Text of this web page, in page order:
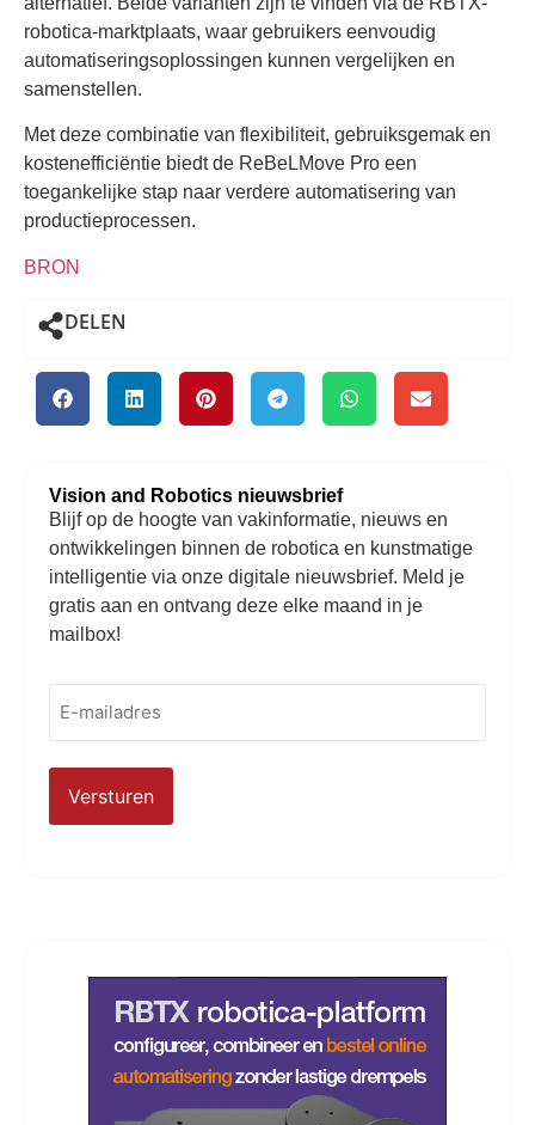
robotica-marktplaats, waar gebruikers eenvoudig
automatiseringsoplossingen kunnen vergelijken en
samenstellen.
Met deze combinatie van flexibiliteit, gebruiksgemak en
kostenefficiëntie biedt de ReBeLMove Pro een
toegankelijke stap naar verdere automatisering van
productieprocessen.
BRON
DELEN
Vision and Robotics nieuwsbrief
Blijf op de hoogte van vakinformatie, nieuws en
ontwikkelingen binnen de robotica en kunstmatige
intelligentie via onze digitale nieuwsbrief. Meld je
gratis aan en ontvang deze elke maand in je
mailbox!
E-
mailadres